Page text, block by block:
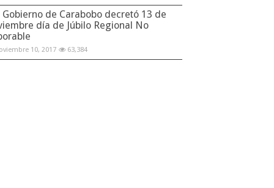
Gobierno de Carabobo decretó 13 de
día de Júbilo Regional No
10, 2017 63,384